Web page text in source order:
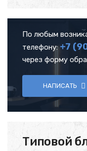
По любым
телефону:+7
через форму
НАПИСАТЬ
Типовой